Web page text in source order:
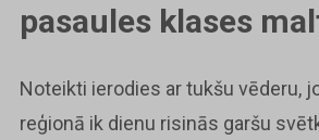
pasaules klases
Noteikti ierodies ar tukšu vēderu,
reģionā ik dienu risinās garšu